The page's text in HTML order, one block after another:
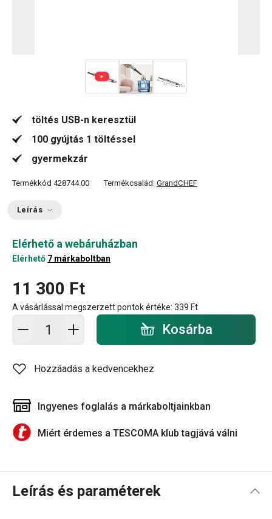
töltés USB-n keresztül
100 gyújtás 1 töltéssel
gyermekzár
Termékkód 428744.00 Termékcsalád: GrandCHEF
Leírás
Elérhető a webáruházban
Elérhető 7 márkaboltban
11 300 Ft
A vásárlással megszerzett pontok értéke: 339 Ft
Kosárba - mennyiség Kosárba
Hozzáadás a kedvencekhez
Ingyenes foglalás a márkaboltjainkban
Miért érdemes a TESCOMA klub tagjává válni
Leírás és paraméterek